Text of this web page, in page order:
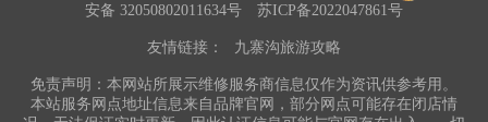
安备 32050802011634号
苏ICP备2022047861号
友情链接： 九寨沟旅游攻略
免责声明：本网站所展示维修服务商信息仅作为资讯供参考用。
本站服务网点地址信息来自品牌官网，部分网点可能存在闭店情